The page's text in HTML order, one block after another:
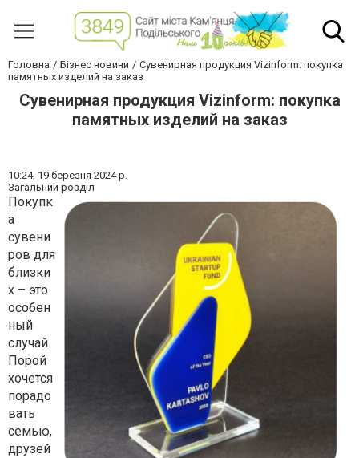
Головна Бізнес новини
Сувенирная продукция Vizinform: покупка
памятных изделий на заказ
Сувенирная продукция Vizinform: покупка
памятных изделий на заказ
10:24, 19 березня 2024 р.
Загальний розділ
Покупк
а
сувени
ров для
близки
х – это
особен
ный
случай.
Порой
хочется
порадо
вать
семью,
друзей